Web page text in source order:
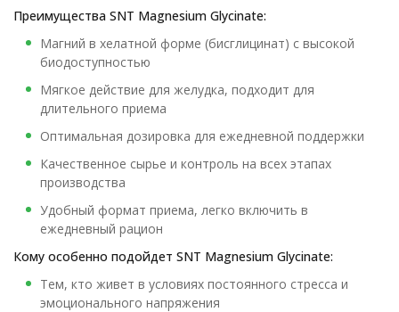
Преимущества SNT Magnesium Glycinate:
Магний в хелатной форме (бисглицинат) с высокой
биодоступностью
Мягкое действие для желудка, подходит для
длительного приема
Оптимальная дозировка для ежедневной поддержки
Качественное сырье и контроль на всех этапах
производства
Удобный формат приема, легко включить в
ежедневный рацион
Кому особенно подойдет SNT Magnesium Glycinate:
Тем, кто живет в условиях постоянного стресса и
эмоционального напряжения